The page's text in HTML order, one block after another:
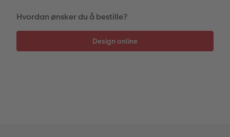
Flerdelt veggdekorasjon
Fotopanel
Digitalt kort
Inspirasjon til bryllup
Hvordan ønsker du å bestille?